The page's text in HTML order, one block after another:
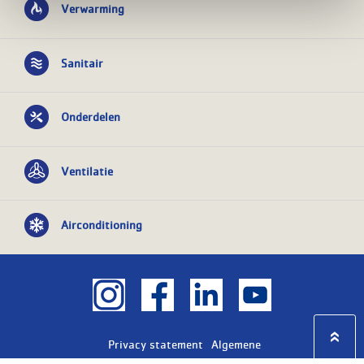
Verwarming
Sanitair
Onderdelen
Ventilatie
Airconditioning
Privacy statement
Algemene